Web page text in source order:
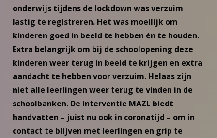
onderwijs tijdens de lockdown was verzuim
lastig te registreren. Het was moeilijk om
kinderen goed in beeld te hebben én te houden.
Extra belangrijk om bij de schoolopening deze
kinderen weer terug in beeld te krijgen en extra
aandacht te hebben voor verzuim. Helaas zijn
niet alle leerlingen weer terug te vinden in de
schoolbanken. De interventie MAZL biedt
handvatten – juist nu ook in coronatijd – om in
contact te blijven met leerlingen en grip te